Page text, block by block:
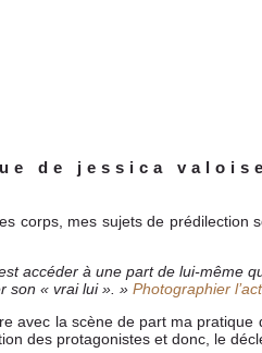
de jessica
corps, mes sujets de
accéder à une part de lui-même
son « vrai lui ». » Photographier
avec la scène de part ma
des protagonistes et donc, le